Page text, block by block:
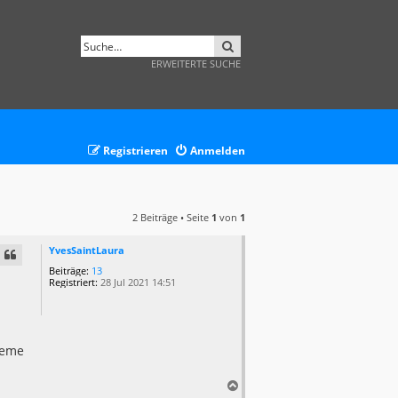
ERWEITERTE SUCHE
Anmelden
Registrieren
2 Beiträge • Seite 1 von 1
YvesSaintLaura
Beiträge: 13
Registriert: 28 Jul 2021 14:51